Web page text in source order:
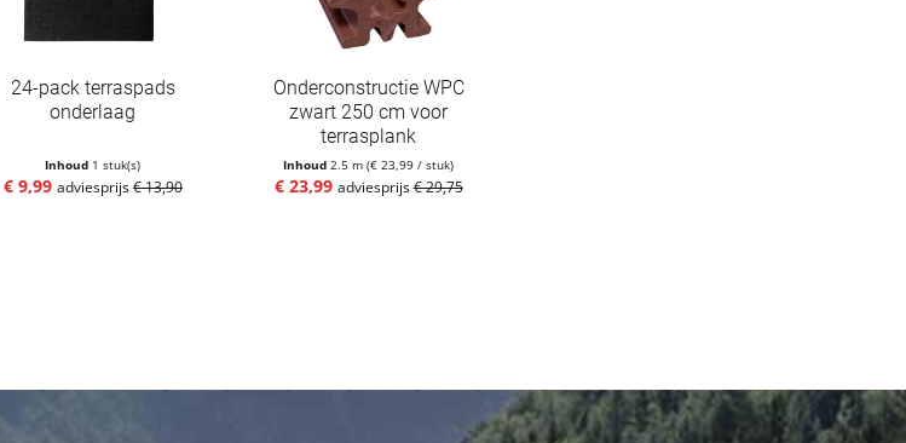
24-pack terraspads
onderlaag
Inhoud 1 stuk(s)
€ 9,99 adviesprijs€ 13,90
Onderconstructie WPC
zwart 250 cm voor
terrasplank
Inhoud2.5 m(€ 23,99 / stuk)
€ 23,99 adviesprijs€ 29,75